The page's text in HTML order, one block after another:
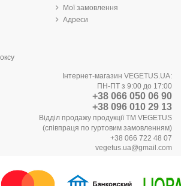
Мої замовлення
Адреси
Інтернет-магазин VEGETUS.UA:
ПН-ПТ з 9:00 до 17:00
+38 066 050 06 90
+38 096 010 29 13
Відділ продажу продукції ТМ VEGETUS
(співпраця по гуртовим замовленням)
+38 066 722 48 07
vegetus.ua@gmail.com